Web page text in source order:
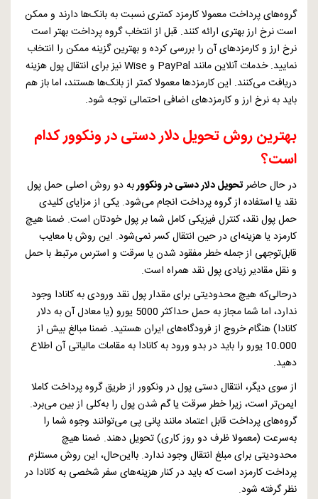
گروه‌های پرداخت معمولا کارمزد کمتری نسبت به بانک‌ها دارند و ممکن
است نرخ ارز بهتری ارائه کنند. قبل از انتخاب گروه پرداخت بهتر است
نرخ ارز و کارمزدهای آن را بررسی کرده و بهترین گزینه ممکن را انتخاب
نمایید. خدمات آنلاین مانند PayPal و Wiseنیز برای انتقال پول هزینه
دریافت می‌کنند. این کارمزدها معمولا کمتر از بانک‌ها هستند، اما باز هم
باید به نرخ ارز و کارمزدهای اضافی احتمالی توجه شود.
بهترین روش تحویل دلار دستی در ونکوور کدام
است؟
در حال حاضرتحویل دلار دستی در ونکووربه دو روش اصلی حمل پول
نقد یا استفاده از گروه پرداخت انجام می‌شود. یکی از مزایای کلیدی
حمل پول نقد، کنترل فیزیکی کامل شما بر پول خودتان است. ضمنا هیچ
کارمزد یا هزینه‌ای در حین انتقال کسر نمی‌شود. این روش با معایب
قابل‌توجهی از جمله خطر مفقود شدن یا سرقت و استرس مرتبط با حمل
و نقل مقادیر زیادی پول نقد همراه است.
درحالی‌که هیچ محدودیتی برای مقدار پول نقد ورودی به کانادا وجود
ندارد، اما شما مجاز به حمل حداکثر 5000 یورو (یا معادل آن به دلار
کانادا) هنگام خروج از فرودگاه‌های ایران هستید. ضمنا مبالغ بیش از
10.000 یورو را باید در بدو ورود به کانادا به مقامات مالیاتی آن اطلاع
دهید.
از سوی دیگر، انتقال دستی پول در ونکوور از طریق گروه پرداخت کاملا
ایمن‌تر است، زیرا خطر سرقت یا گم شدن پول را به‌کلی از بین می‌برد.
گروه‌های پرداخت قابل اعتماد مانند پانی پی می‌توانند وجوه شما را
به‌سرعت (معمولا ظرف دو روز کاری) تحویل دهند. ضمنا هیچ
محدودیتی برای مبلغ انتقال وجود ندارد. بااین‌حال، این روش مستلزم
پرداخت کارمزد است که باید در کنار هزینه‌های سفر شخصی به کانادا در
نظر گرفته شود.